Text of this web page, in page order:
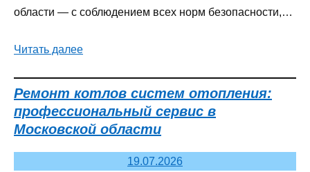
области — с соблюдением всех норм безопасности,…
Читать далее
Ремонт котлов систем отопления:
профессиональный сервис в
Московской области
19.07.2026